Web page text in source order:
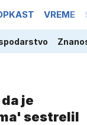
VREME
je
sestrelil